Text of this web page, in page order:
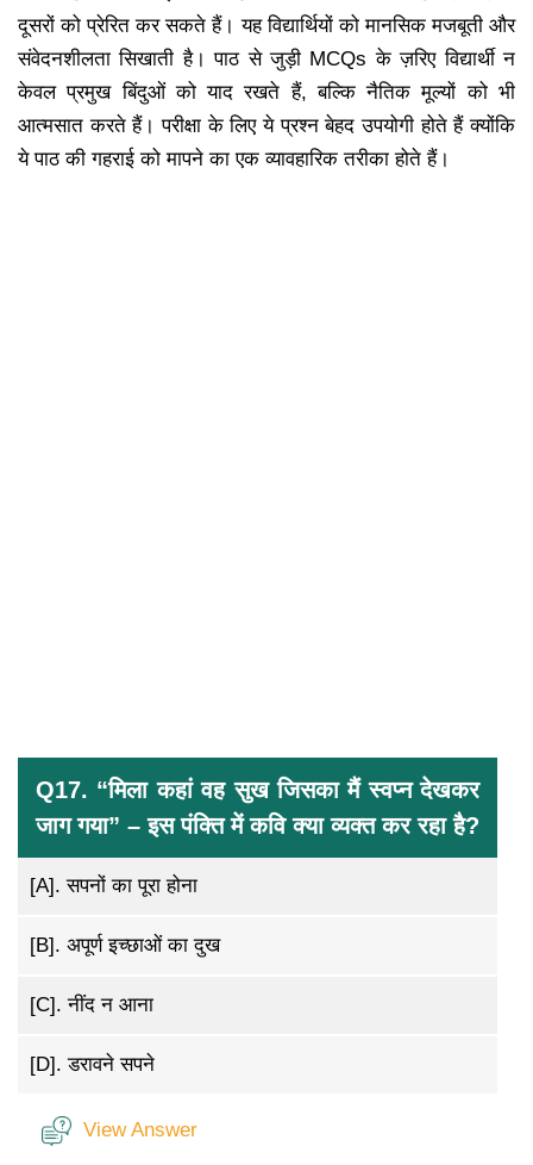
दूसरों को प्रेरित कर सकते हैं। यह विद्यार्थियों को मानसिक मजबूती और
संवेदनशीलता सिखाती है। पाठ से जुड़ी MCQs के ज़रिए विद्यार्थी न
केवल प्रमुख बिंदुओं को याद रखते हैं, बल्कि नैतिक मूल्यों को भी
आत्मसात करते हैं। परीक्षा के लिए ये प्रश्न बेहद उपयोगी होते हैं क्योंकि
ये पाठ की गहराई को मापने का एक व्यावहारिक तरीका होते हैं।
Q17. “मिला कहां वह सुख जिसका मैं स्वप्न देखकर
जाग गया” – इस पंक्ति में कवि क्या व्यक्त कर रहा है?
[A].सपनों का पूरा होना
[B]. अपूर्ण इच्छाओं का दुख
[C].नींद न आना
[D].डरावने सपने
View Answer